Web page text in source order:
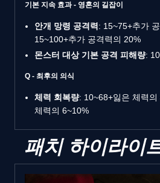
기본 지속 효과 - 영혼의 길잡이
안개 망령 공격력: 15~75+추가
15~100+추가 공격력의 20%
몬스터 대상 기본 공격 피해량:
Q - 최후의 의식
체력 회복량: 10~68+잃은 체력
체력의 6~10%
패치 하이라이